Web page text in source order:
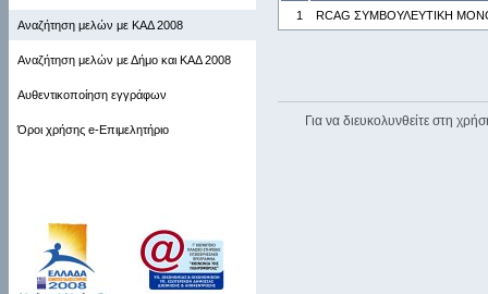
Αναζήτηση μελών με ΚΑΔ 2008
Αναζήτηση μελών με Δήμο και ΚΑΔ 2008
Αυθεντικοποίηση εγγράφων
Όροι χρήσης e-Επιμελητήριο
1 RCAG ΣΥΜΒΟΥΛΕΥΤΙΚΗ
Για να διευκολυνθείτε στη